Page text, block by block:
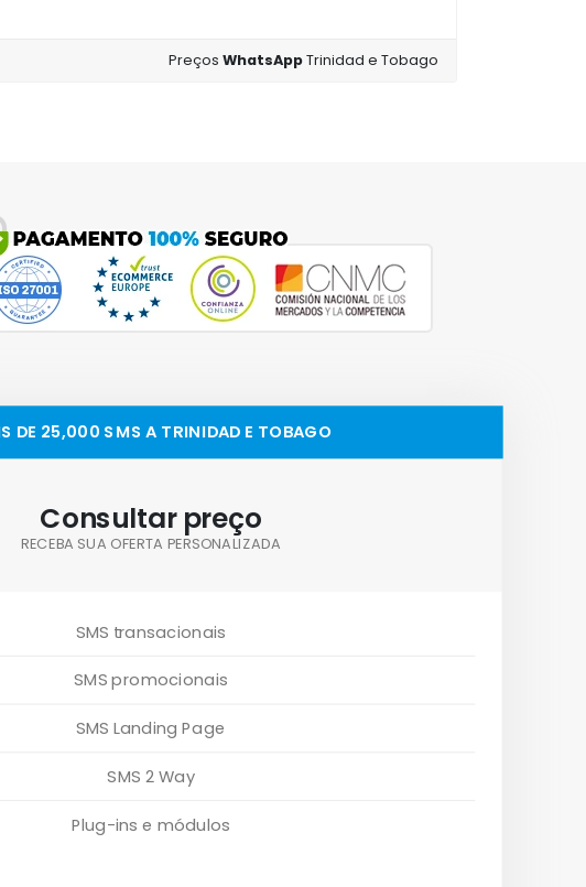
PreçosWhatsAppTrinidad e Tobago
DE 25,000 SMS A TRINIDAD E TOBAGO
Consultar preço
RECEBA SUA OFERTA PERSONALIZADA
SMS transacionais
SMS promocionais
SMS Landing Page
SMS 2 Way
Plug-ins e módulos